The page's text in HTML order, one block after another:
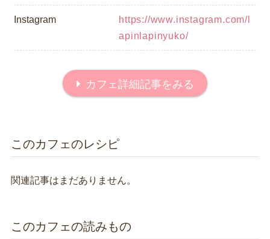
Instagram
https://www.instagram.com/l
apinlapinyuko/
カフェ詳細記事をみる
このカフェのレシピ
関連記事はまだありません。
このカフェの読みもの